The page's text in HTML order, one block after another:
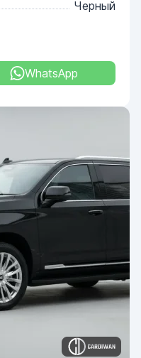
Черный
WhatsApp